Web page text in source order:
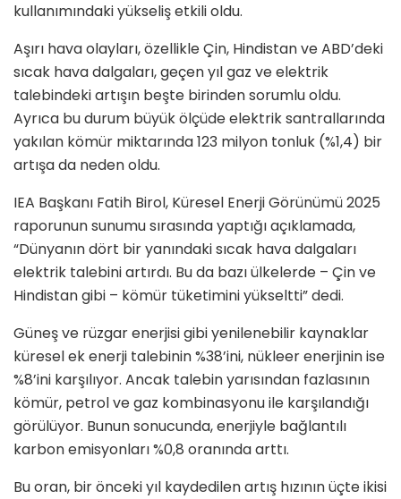
kullanımındaki yükseliş etkili oldu.
Aşırı hava olayları, özellikle Çin, Hindistan ve ABD’deki
sıcak hava dalgaları, geçen yıl gaz ve elektrik
talebindeki artışın beşte birinden sorumlu oldu.
Ayrıca bu durum büyük ölçüde elektrik santrallarında
yakılan kömür miktarında 123 milyon tonluk (%1,4) bir
artışa da neden oldu.
IEA Başkanı Fatih Birol, Küresel Enerji Görünümü 2025
raporunun sunumu sırasında yaptığı açıklamada,
“Dünyanın dört bir yanındaki sıcak hava dalgaları
elektrik talebini artırdı. Bu da bazı ülkelerde – Çin ve
Hindistan gibi – kömür tüketimini yükseltti” dedi.
Güneş ve rüzgar enerjisi gibi yenilenebilir kaynaklar
küresel ek enerji talebinin %38’ini, nükleer enerjinin ise
%8’ini karşılıyor. Ancak talebin yarısından fazlasının
kömür, petrol ve gaz kombinasyonu ile karşılandığı
görülüyor. Bunun sonucunda, enerjiyle bağlantılı
karbon emisyonları %0,8 oranında arttı.
Bu oran, bir önceki yıl kaydedilen artış hızının üçte ikisi